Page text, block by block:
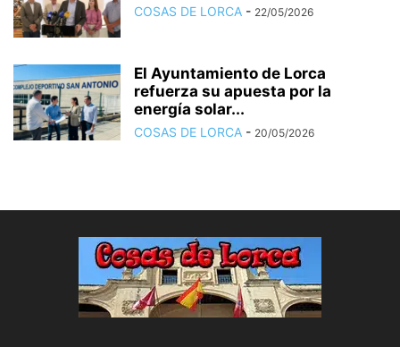
COSAS DE LORCA - 22/05/2026
El Ayuntamiento de Lorca
refuerza su apuesta por la
energía solar...
COSAS DE LORCA - 20/05/2026